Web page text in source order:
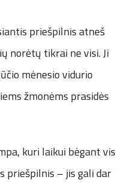
priešpilnis atneš
norėtų tikrai ne visi. Ji
mėnesio vidurio
žmonėms prasidės
kuri laikui bėgant vis
priešpilnis – jis gali dar